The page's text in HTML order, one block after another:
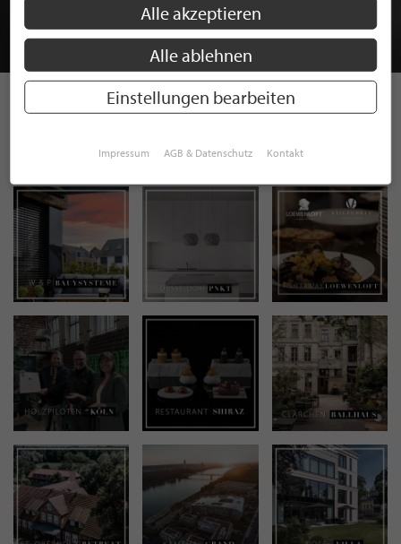
JETZT GRATIS BEWERBEN
INSTAGRAM
Alle akzeptieren
Alle ablehnen
Einstellungen bearbeiten
Impressum AGB & Datenschutz Kontakt